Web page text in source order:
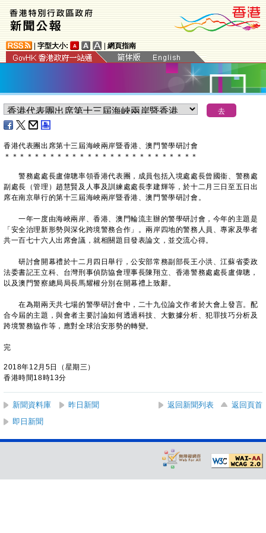
字型大小: 網頁指南
香港代表團出席第十三屆海峽兩岸暨香港、澳門警學研討會
＊ ＊ ＊ ＊ ＊ ＊ ＊ ＊ ＊ ＊ ＊ ＊ ＊ ＊ ＊ ＊ ＊ ＊ ＊ ＊ ＊ ＊ ＊ ＊ ＊ ＊
警務處處長盧偉聰率領香港代表團，成員包括入境處處長曾國衞、警務處
副處長（管理）趙慧賢及人事及訓練處處長李建輝等，於十二月三日至五日出
席在南京舉行的第十三屆海峽兩岸暨香港、澳門警學研討會。
一年一度由海峽兩岸、香港、澳門輪流主辦的警學研討會，今年的主題是
「安全治理新形勢與深化跨境警務合作」。兩岸四地的警務人員、專家及學者
共一百七十六人出席會議，就相關題目發表論文，並交流心得。
研討會開幕禮於十二月四日舉行，公安部常務副部長王小洪、江蘇省委政
法委書記王立科、台灣刑事偵防協會理事長陳翔立、香港警務處處長盧偉聰，
以及澳門警察總局局長馬耀權分別在開幕禮上致辭。
在為期兩天共七場的警學研討會中，二十九位論文作者於大會上發言。配
合今屆的主題，與會者主要討論如何透過科技、大數據分析、犯罪技巧分析及
跨境警務協作等，應對全球治安形勢的轉變。
完
2018年12月5日（星期三）
香港時間18時13分
新聞資料庫 昨日新聞 返回新聞列表
返回頁首
即日新聞